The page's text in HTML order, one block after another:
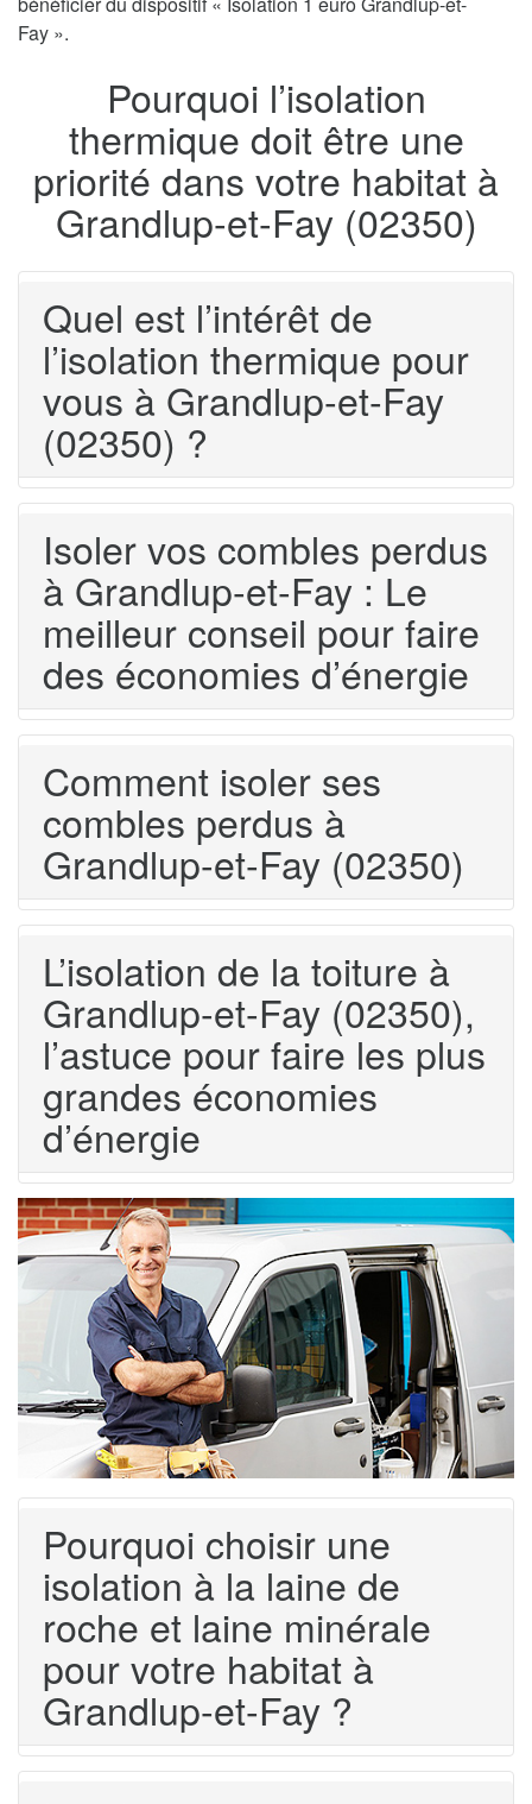
Fay ».
Pourquoi l’isolation
thermique doit être une
priorité dans votre habitat à
Grandlup-et-Fay (02350)
Quel est l’intérêt de
l’isolation thermique pour
vous à Grandlup-et-Fay
(02350) ?
Isoler vos combles perdus
à Grandlup-et-Fay : Le
meilleur conseil pour faire
des économies d’énergie
Comment isoler ses
combles perdus à
Grandlup-et-Fay (02350)
L’isolation de la toiture à
Grandlup-et-Fay (02350),
l’astuce pour faire les plus
grandes économies
d’énergie
Pourquoi choisir une
isolation à la laine de
roche et laine minérale
pour votre habitat à
Grandlup-et-Fay ?